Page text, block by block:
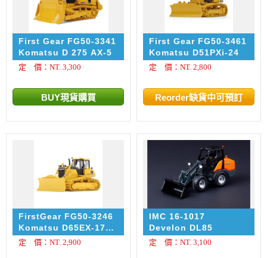
First Gear FG50-3341
Komatsu D 275 AX-5
定 價：NT. 3,300
First Gear FG50-3461
Komatsu D51PXi-24
定 價：NT. 2,800
FirstGear FG50-3246
Komatsu D65EX-17
Dozer with Hitch
定 價：NT. 2,900
IMC 16-1017
Develon DL85
定 價：NT. 3,100